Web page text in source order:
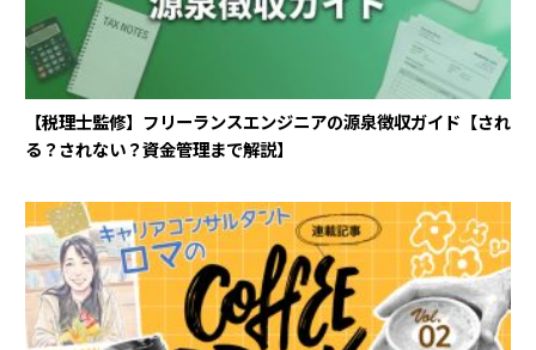
【税理士監修】フリーランスエンジニアの源泉徴収ガイド【され
る？されない？資金管理まで解説】